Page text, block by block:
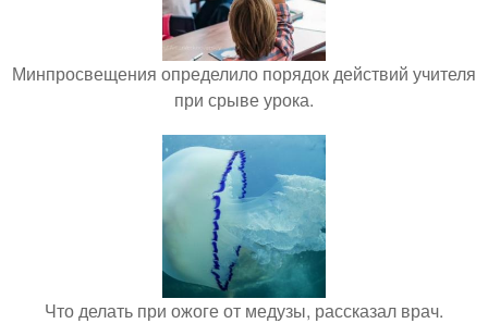
Минпросвещения определило порядок действий учителя
при срыве урока.
Что делать при ожоге от медузы, рассказал врач.